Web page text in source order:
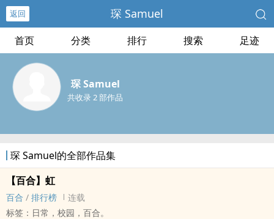
返回 琛 Samuel
首页 分类 排行 搜索 足迹
琛 Samuel
共收录 2 部作品
琛 Samuel的全部作品集
【百合】虹
百合 / 排行榜
连载
标签：日常，校园，百合。